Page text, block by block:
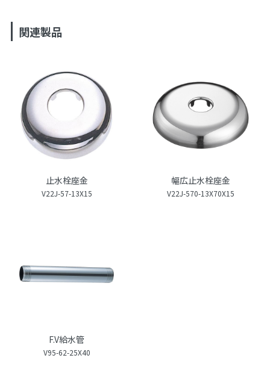
関連製品
止水栓座金
V22J-57-13X15
幅広止水栓座金
V22J-570-13X70X15
F.V給水管
V95-62-25X40